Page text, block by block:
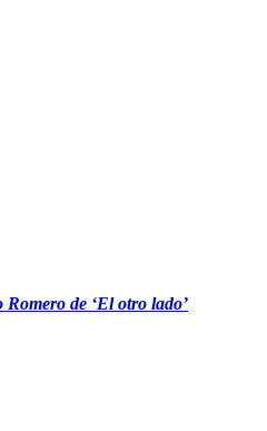
de ‘El otro lado’